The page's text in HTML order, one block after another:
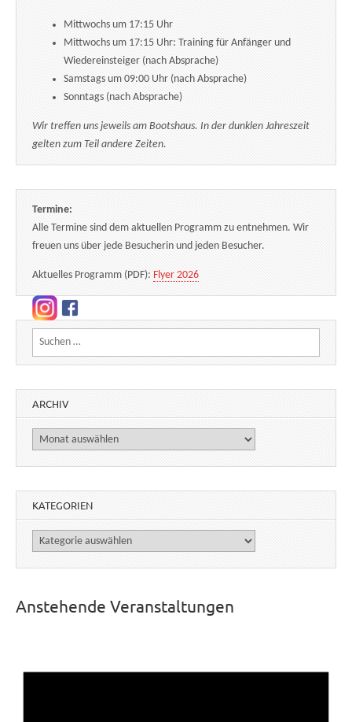
Mittwochs um 17:15 Uhr
Mittwochs um 17:15 Uhr: Training für Anfänger und
Wiedereinsteiger (nach Absprache)
Samstags um 09:00 Uhr (nach Absprache)
Sonntags (nach Absprache)
Wir treffen uns jeweils am Bootshaus. In der dunklen Jahreszeit
gelten zum Teil andere Zeiten.
Termine:
Alle Termine sind dem aktuellen Programm zu entnehmen. Wir
freuen uns über jede Besucherin und jeden Besucher.
Aktuelles Programm (PDF): Flyer 2026
Suchen nach:
ARCHIV
Archiv
KATEGORIEN
Kategorien
Anstehende Veranstaltungen